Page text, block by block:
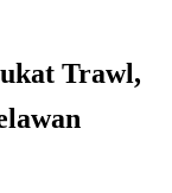
Trawl,